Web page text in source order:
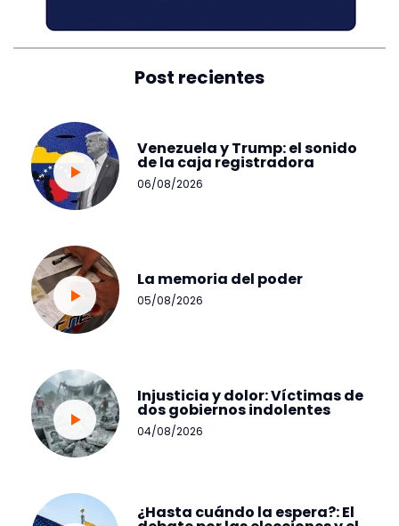
Post recientes
Venezuela y Trump: el sonido
de la caja registradora
06/08/2026
La memoria del poder
05/08/2026
Injusticia y dolor: Víctimas de
dos gobiernos indolentes
04/08/2026
¿Hasta cuándo la espera?: El